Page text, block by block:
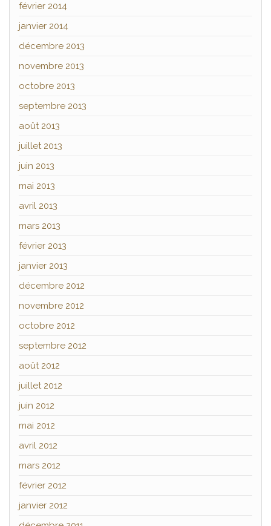
février 2014
janvier 2014
décembre 2013
novembre 2013
octobre 2013
septembre 2013
août 2013
juillet 2013
juin 2013
mai 2013
avril 2013
mars 2013
février 2013
janvier 2013
décembre 2012
novembre 2012
octobre 2012
septembre 2012
août 2012
juillet 2012
juin 2012
mai 2012
avril 2012
mars 2012
février 2012
janvier 2012